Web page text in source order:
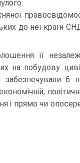
до неї країн
її
на побудову
забезпечували б
і прямо чи